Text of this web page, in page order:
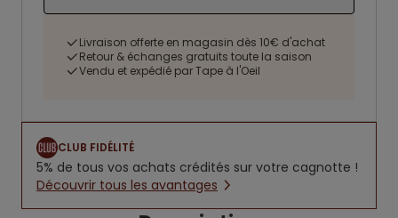
Livraison offerte en magasin dès 10€ d'achat
Retour & échanges gratuits toute la saison
Vendu et expédié par Tape à l'Oeil
CLUB FIDÉLITÉ
5% de tous vos achats crédités sur votre cagnotte !
Découvrir tous les avantages